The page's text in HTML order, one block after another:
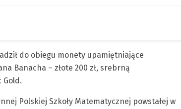
do obiegu monety upamiętniające
Banacha – złote 200 zł, srebrną
Gold.
Polskiej Szkoły Matematycznej powstałej w